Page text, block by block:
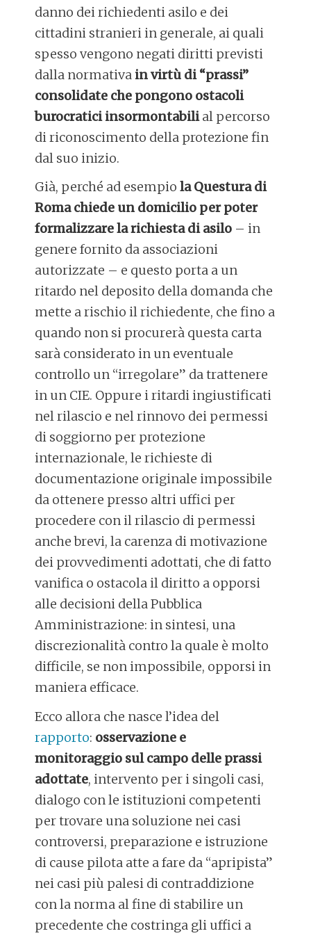
danno dei richiedenti asilo e dei
cittadini stranieri in generale, ai quali
spesso vengono negati diritti previsti
dalla normativa in virtù di “prassi”
consolidate che pongono ostacoli
burocratici insormontabilial percorso
di riconoscimento della protezione fin
dal suo inizio.
Già, perché ad esempiola Questura di
Roma chiede un domicilio per poter
formalizzare la richiesta di asilo – in
genere fornito da associazioni
autorizzate – e questo porta a un
ritardo nel deposito della domanda che
mette a rischio il richiedente, che fino a
quando non si procurerà questa carta
sarà considerato in un eventuale
controllo un “irregolare” da trattenere
in un CIE. Oppure i ritardi ingiustificati
nel rilascio e nel rinnovo dei permessi
di soggiorno per protezione
internazionale, le richieste di
documentazione originale impossibile
da ottenere presso altri uffici per
procedere con il rilascio di permessi
anche brevi, la carenza di motivazione
dei provvedimenti adottati, che di fatto
vanifica o ostacola il diritto a opporsi
alle decisioni della Pubblica
Amministrazione: in sintesi, una
discrezionalità contro la quale è molto
difficile, se non impossibile, opporsi in
maniera efficace.
Ecco allora che nasce l’idea del
rapporto: osservazione e
monitoraggio sul campo delle prassi
adottate, intervento per i singoli casi,
dialogo con le istituzioni competenti
per trovare una soluzione nei casi
controversi, preparazione e istruzione
di cause pilota atte a fare da “apripista”
nei casi più palesi di contraddizione
con la norma al fine di stabilire un
precedente che costringa gli uffici a